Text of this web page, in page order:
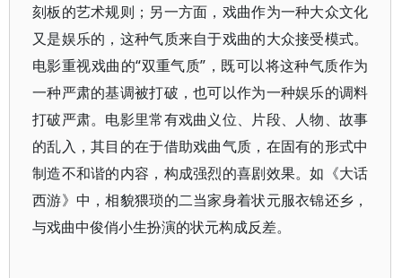
刻板的艺术规则；另一方面，戏曲作为一种大众文化
又是娱乐的，这种气质来自于戏曲的大众接受模式。
电影重视戏曲的“双重气质”，既可以将这种气质作为
一种严肃的基调被打破，也可以作为一种娱乐的调料
打破严肃。电影里常有戏曲义位、片段、人物、故事
的乱入，其目的在于借助戏曲气质，在固有的形式中
制造不和谐的内容，构成强烈的喜剧效果。如《大话
西游》中，相貌猥琐的二当家身着状元服衣锦还乡，
与戏曲中俊俏小生扮演的状元构成反差。